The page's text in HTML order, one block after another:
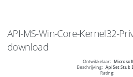
API-MS-Win-Core-Kernel32-
download
Ontwikkelaar:
Beschrijving: ApiSet Stub
Rating: